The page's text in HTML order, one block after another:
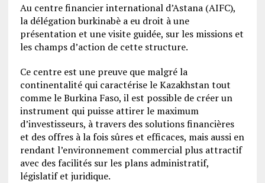
Au centre financier international d’Astana (AIFC),
la délégation burkinabè a eu droit à une
présentation et une visite guidée, sur les missions et
les champs d’action de cette structure.
Ce centre est une preuve que malgré la
continentalité qui caractérise le Kazakhstan tout
comme le Burkina Faso, il est possible de créer un
instrument qui puisse attirer le maximum
d’investisseurs, à travers des solutions financières
et des offres à la fois sûres et efficaces, mais aussi en
rendant l’environnement commercial plus attractif
avec des facilités sur les plans administratif,
législatif et juridique.